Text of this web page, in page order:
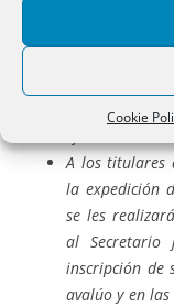
Cookie
En este
derechos
aparezcan
en
A los titulares
la expedición
se les
al Secretario
inscripción de
avalúo y en